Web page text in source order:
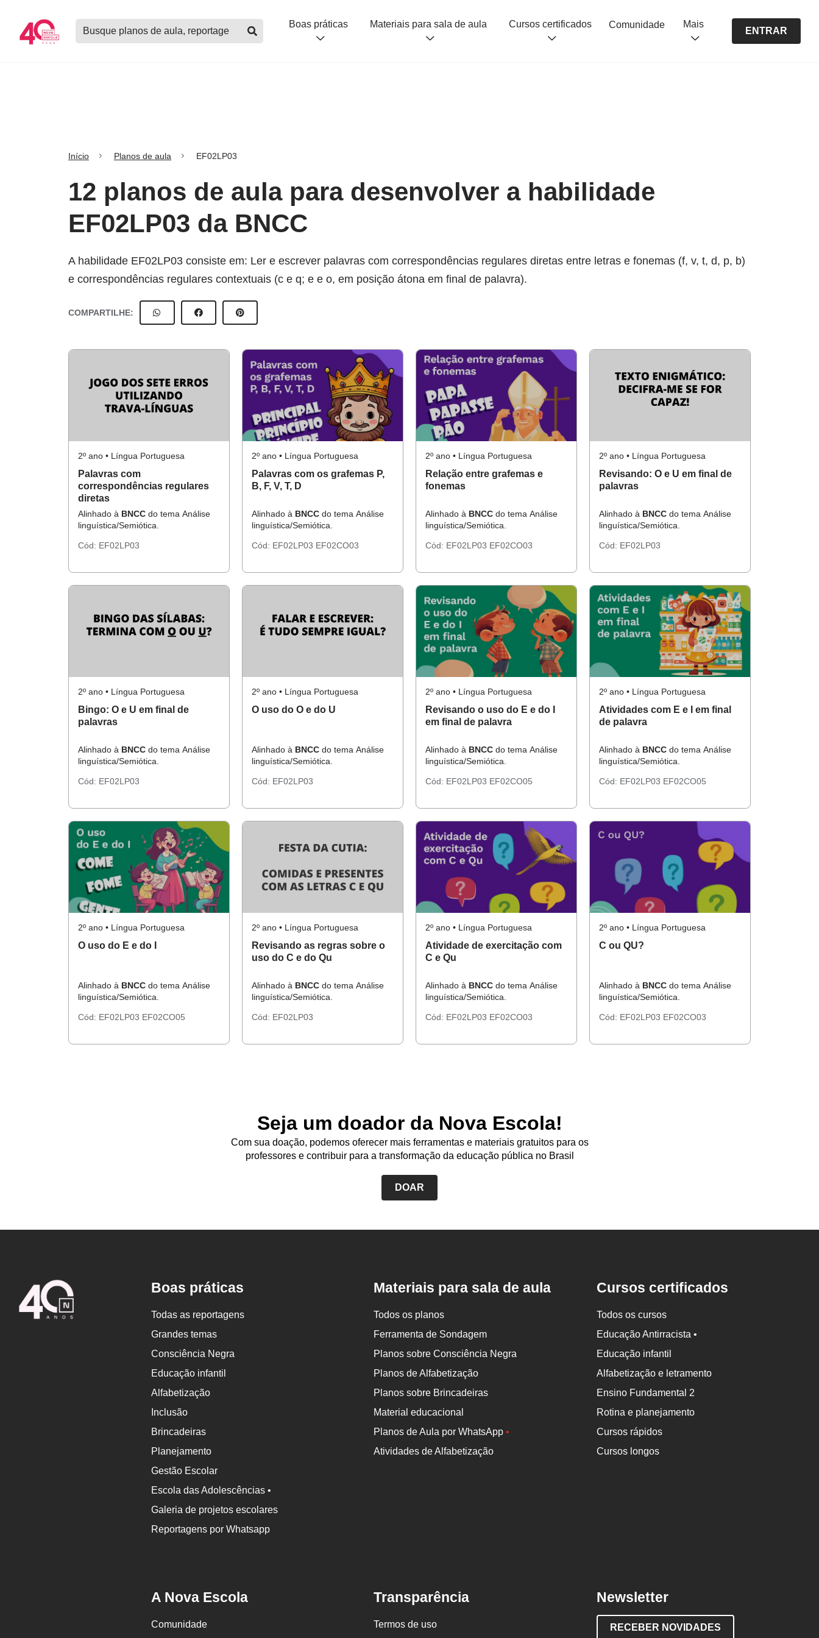
Buscar
planos
Boas práticas Materiais para sala de aula Cursos certificados Comunidade Mais
ENTRAR
Início Planos de aula EF02LP03
12 planos de aula para desenvolver a habilidade
EF02LP03 da BNCC
A habilidade EF02LP03 consiste em: Ler e escrever palavras com correspondências regulares diretas entre letras e fonemas (f, v, t, d, p, b)
e correspondências regulares contextuais (c e q; e e o, em posição átona em final de palavra).
COMPARTILHE:
2º ano • Língua Portuguesa
Palavras com
correspondências regulares
diretas
Alinhado à BNCC do tema Análise
linguística/Semiótica.
Cód: EF02LP03
2º ano • Língua Portuguesa
Palavras com os grafemas P,
B, F, V, T, D
Alinhado à BNCC do tema Análise
linguística/Semiótica.
Cód: EF02LP03 EF02CO03
2º ano • Língua Portuguesa
Relação entre grafemas e
fonemas
Alinhado à BNCC do tema Análise
linguística/Semiótica.
Cód: EF02LP03 EF02CO03
2º ano • Língua Portuguesa
Revisando: O e U em final de
palavras
Alinhado à BNCC do tema Análise
linguística/Semiótica.
Cód: EF02LP03
2º ano • Língua Portuguesa
Bingo: O e U em final de
palavras
Alinhado à BNCC do tema Análise
linguística/Semiótica.
Cód: EF02LP03
2º ano • Língua Portuguesa
O uso do O e do U
Alinhado à BNCC do tema Análise
linguística/Semiótica.
Cód: EF02LP03
2º ano • Língua Portuguesa
Revisando o uso do E e do I
em final de palavra
Alinhado à BNCC do tema Análise
linguística/Semiótica.
Cód: EF02LP03 EF02CO05
2º ano • Língua Portuguesa
Atividades com E e I em final
de palavra
Alinhado à BNCC do tema Análise
linguística/Semiótica.
Cód: EF02LP03 EF02CO05
2º ano • Língua Portuguesa
O uso do E e do I
Alinhado à BNCC do tema Análise
linguística/Semiótica.
Cód: EF02LP03 EF02CO05
2º ano • Língua Portuguesa
Revisando as regras sobre o
uso do C e do Qu
Alinhado à BNCC do tema Análise
linguística/Semiótica.
Cód: EF02LP03
2º ano • Língua Portuguesa
Atividade de exercitação com
C e Qu
Alinhado à BNCC do tema Análise
linguística/Semiótica.
Cód: EF02LP03 EF02CO03
2º ano • Língua Portuguesa
C ou QU?
Alinhado à BNCC do tema Análise
linguística/Semiótica.
Cód: EF02LP03 EF02CO03
Seja um doador da Nova Escola!
Com sua doação, podemos oferecer mais ferramentas e materiais gratuitos para os
professores e contribuir para a transformação da educação pública no Brasil
DOAR
Boas práticas
Todas as reportagens
Grandes temas
Consciência Negra
Educação infantil
Alfabetização
Inclusão
Brincadeiras
Planejamento
Gestão Escolar
Escola das Adolescências •
Galeria de projetos escolares
Reportagens por Whatsapp
Materiais para sala de aula
Todos os planos
Ferramenta de Sondagem
Planos sobre Consciência Negra
Planos de Alfabetização
Planos sobre Brincadeiras
Material educacional
Planos de Aula por WhatsApp•
Atividades de Alfabetização
Cursos certificados
Todos os cursos
Educação Antirracista •
Educação infantil
Alfabetização e letramento
Ensino Fundamental 2
Rotina e planejamento
Cursos rápidos
Cursos longos
A Nova Escola
Comunidade
Transparência
Termos de uso
Newsletter
RECEBER NOVIDADES